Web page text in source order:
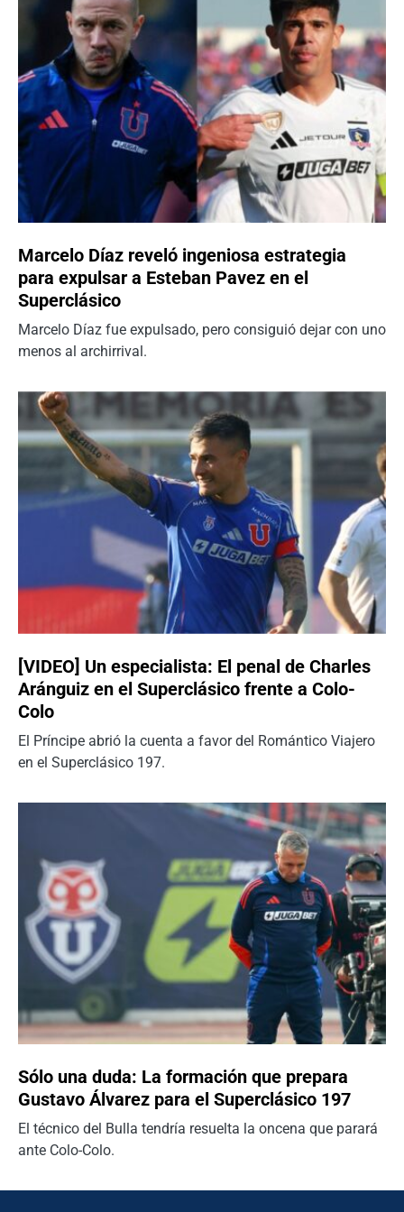
Marcelo Díaz reveló ingeniosa estrategia
para expulsar a Esteban Pavez en el
Superclásico
Marcelo Díaz fue expulsado, pero consiguió dejar con uno
menos al archirrival.
[VIDEO] Un especialista: El penal de Charles
Aránguiz en el Superclásico frente a Colo-
Colo
El Príncipe abrió la cuenta a favor del Romántico Viajero
en el Superclásico 197.
Sólo una duda: La formación que prepara
Gustavo Álvarez para el Superclásico 197
El técnico del Bulla tendría resuelta la oncena que parará
ante Colo-Colo.